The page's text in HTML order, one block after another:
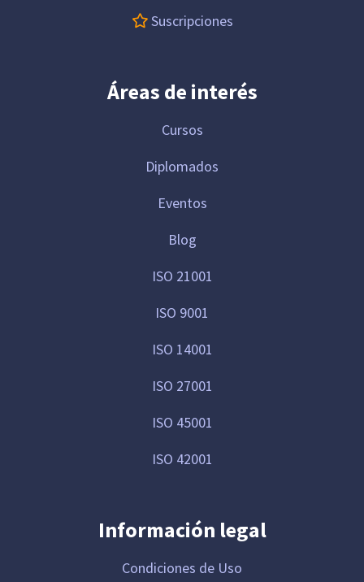
Suscripciones
Áreas de interés
Cursos
Diplomados
Eventos
Blog
ISO 21001
ISO 9001
ISO 14001
ISO 27001
ISO 45001
ISO 42001
Información legal
Condiciones de Uso